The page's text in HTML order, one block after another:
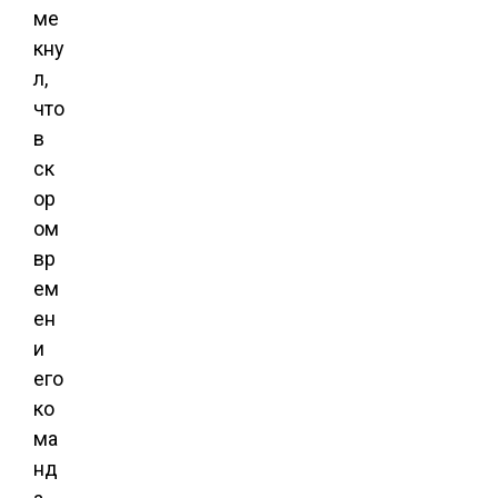
ме
кну
л,
что
в
ск
ор
ом
вр
ем
ен
и
его
ко
ма
нд